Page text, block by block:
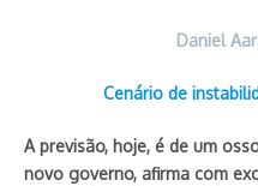
Daniel
Cenário de
A previsão, hoje, é de um
novo governo, afirma com